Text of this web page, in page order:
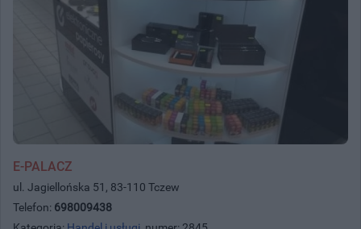
E-PALACZ
ul. Jagiellońska 51, 83-110 Tczew
Telefon: 698009438